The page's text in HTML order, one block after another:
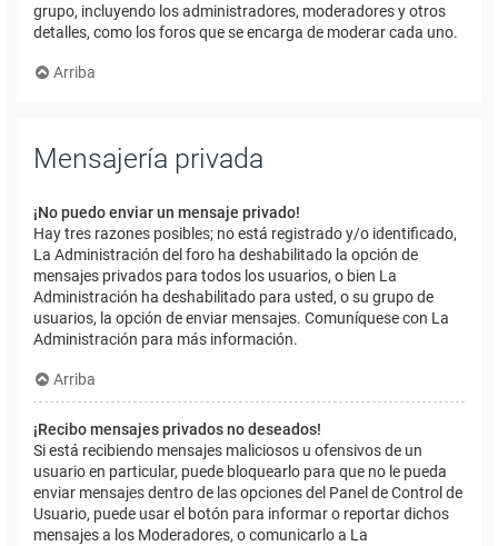
grupo, incluyendo los administradores, moderadores y otros
detalles, como los foros que se encarga de moderar cada uno.
Arriba
Mensajería privada
¡No puedo enviar un mensaje privado!
Hay tres razones posibles; no está registrado y/o identificado,
La Administración del foro ha deshabilitado la opción de
mensajes privados para todos los usuarios, o bien La
Administración ha deshabilitado para usted, o su grupo de
usuarios, la opción de enviar mensajes. Comuníquese con La
Administración para más información.
Arriba
¡Recibo mensajes privados no deseados!
Si está recibiendo mensajes maliciosos u ofensivos de un
usuario en particular, puede bloquearlo para que no le pueda
enviar mensajes dentro de las opciones del Panel de Control de
Usuario, puede usar el botón para informar o reportar dichos
mensajes a los Moderadores, o comunicarlo a La